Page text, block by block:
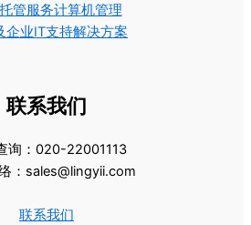
管服务计算机管理
企业IT支持解决方案
联系我们
询：020-22001113
：sales@lingyii.com
联系我们